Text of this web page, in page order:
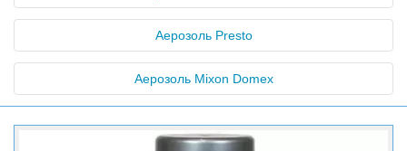
Аерозоль Presto
Аерозоль Mixon Domex